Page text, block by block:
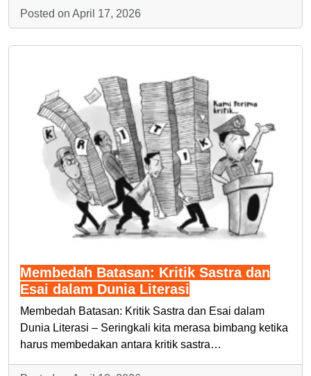
Posted on April 17, 2026
Membedah Batasan: Kritik Sastra dan
Esai dalam Dunia Literasi
Membedah Batasan: Kritik Sastra dan Esai dalam
Dunia Literasi – Seringkali kita merasa bimbang ketika
harus membedakan antara kritik sastra…